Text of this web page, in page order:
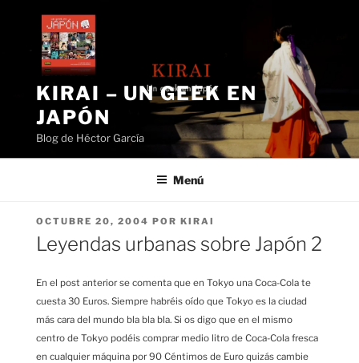
contenido
KIRAI – UN GEEK EN
JAPÓN
Blog de Héctor García
Menú
PUBLICADO
EL
OCTUBRE 20, 2004 POR KIRAI
Leyendas urbanas sobre Japón 2
En el post anterior se comenta que en Tokyo una Coca-Cola te
cuesta 30 Euros. Siempre habréis oído que Tokyo es la ciudad
más cara del mundo bla bla bla. Si os digo que en el mismo
centro de Tokyo podéis comprar medio litro de Coca-Cola fresca
en cualquier máquina por 90 Céntimos de Euro quizás cambie